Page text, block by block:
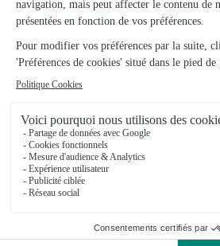
Voir la boutique
Plaisir de Fleurs
4.2 (87)